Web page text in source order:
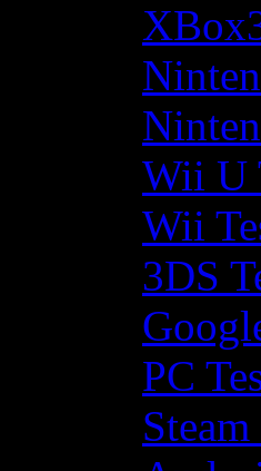
Wii U
Wii
3DS
PC